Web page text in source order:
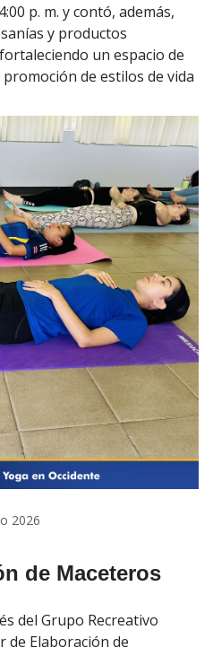
p. m. y contó, además,
y productos
un espacio de
de estilos de vida
2026
de Maceteros
del Grupo Recreativo
de Elaboración de